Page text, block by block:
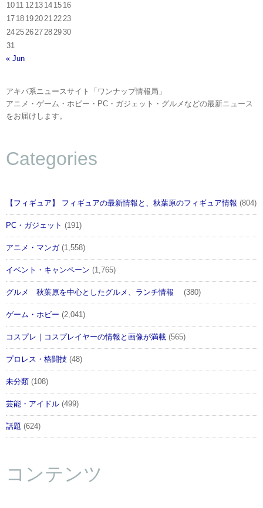
10 11 12 13 14 15 16
17 18 19 20 21 22 23
24 25 26 27 28 2930
31
« Jun
アキバ系ニュースサイト「ワンナップ情報局」
アニメ・ゲーム・ホビー・PC・ガジェット・グルメなどの最新ニュース
をお届けします。
Categories
【フィギュア】 フィギュアの最新情報と、秋葉原のフィギュア情報 (804)
PC・ガジェット (191)
アニメ・マンガ(1,558)
イベント・キャンペーン (1,765)
グルメ 秋葉原を中心としたグルメ、ランチ情報 (380)
ゲーム・ホビー (2,041)
コスプレ｜コスプレイヤーの情報と画像が満載 (565)
プロレス・格闘技 (48)
未分類 (108)
芸能・アイドル (499)
話題 (624)
コンテンツ